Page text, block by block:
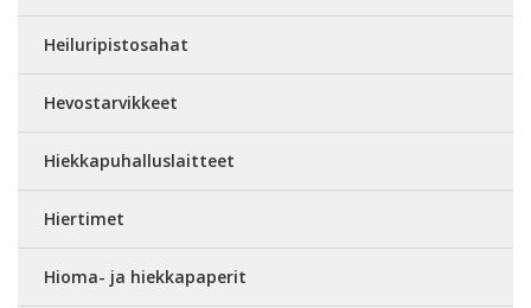
Heiluripistosahat
Hevostarvikkeet
Hiekkapuhalluslaitteet
Hiertimet
Hioma- ja hiekkapaperit